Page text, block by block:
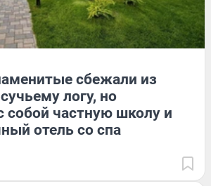
сбежали из
логу, но
собой частную школу и
отель со спа